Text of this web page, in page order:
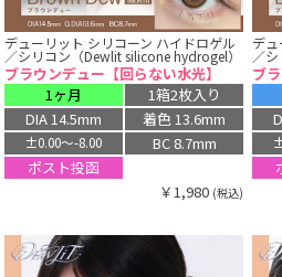
デューリット シリコーン ハイドロゲル
／シリコン（Dewlit silicone hydrogel）
ブラウンデュー【回らない水光】
1ヶ月
1箱2枚入り
DIA 14.5mm
着色 13.6mm
±0.00〜-8.00
BC 8.7mm
ポスト投函
￥1,980 (税込)
デ
／
ブ